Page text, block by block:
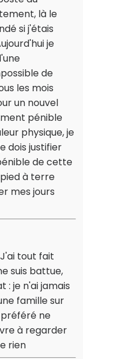
là le
si j'étais
je
de
les mois
un nouvel
pénible
physique, je
dois justifier
de cette
à terre
mes jours
tout fait
suis battue,
: je n'ai jamais
famille sur
préféré ne
à regarder
rien